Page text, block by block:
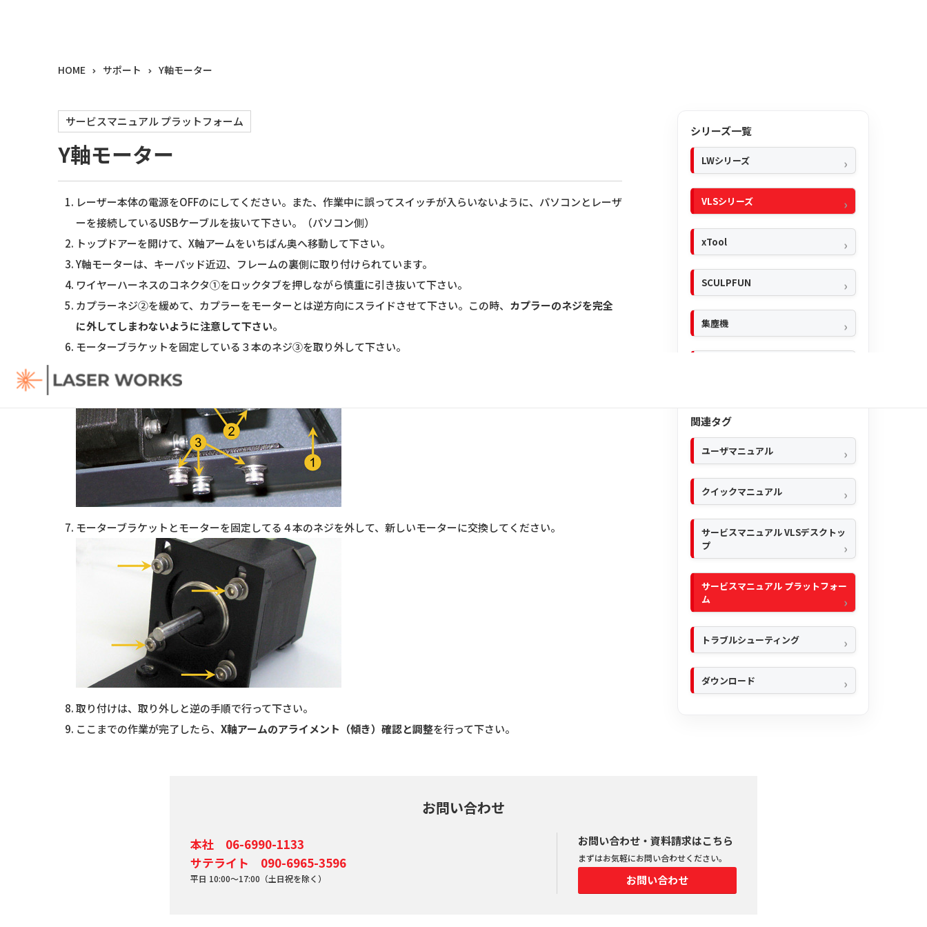
HOME サポート Y軸モーター
サービスマニュアル プラットフォーム
Y軸モーター
レーザー本体の電源をOFFのにしてください。また、作業中に誤ってスイッチが入らいないように、パソコンとレーザ
ーを接続しているUSBケーブルを抜いて下さい。（パソコン側）
トップドアーを開けて、X軸アームをいちばん奥へ移動して下さい。
Y軸モーターは、キーパッド近辺、フレームの裏側に取り付けられています。
ワイヤーハーネスのコネクタ①をロックタブを押しながら慎重に引き抜いて下さい。
カプラーネジ②を緩めて、カプラーをモーターとは逆方向にスライドさせて下さい。この時、 カプラーのネジを完全
に外してしまわないように注意して下さい。
モーターブラケットを固定している３本のネジ③を取り外して下さい。
モーターブラケットとモーターを固定してる４本のネジを外して、新しいモーターに交換してください。
取り付けは、取り外しと逆の手順で行って下さい。
ここまでの作業が完了したら、 X軸アームのアライメント（傾き）確認と調整を行って下さい。
シリーズ一覧
LWシリーズ
VLSシリーズ
xTool
SCULPFUN
集塵機
関連タグ
ユーザマニュアル
クイックマニュアル
サービスマニュアル VLSデスクトッ
プ
サービスマニュアル プラットフォー
ム
トラブルシューティング
ダウンロード
お問い合わせ
本社 06-6990-1133
サテライト 090-6965-3596
平日 10:00～17:00（土日祝を除く）
お問い合わせ・資料請求はこちら
まずはお気軽にお問い合わせください。
お問い合わせ